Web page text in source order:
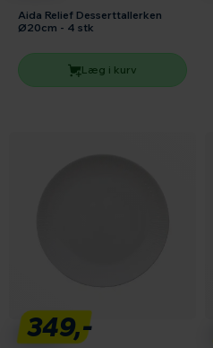
Aida Relief Desserttallerken
Ø20cm - 4 stk
Læg i kurv
349,-